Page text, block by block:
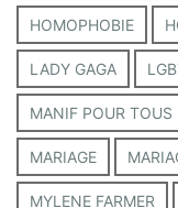
HOMOPHOBIE
LADY GAGA
MANIF POUR TOUS
MARIAGE
MYLENE FARMER